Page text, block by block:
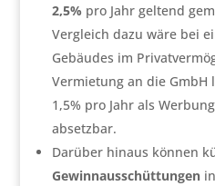
2,5% pro Jahr geltend
Vergleich dazu wäre bei
Gebäudes im
Vermietung an die GmbH
1,5% pro Jahr als
absetzbar.
Darüber hinaus können
Gewinnausschüttungen